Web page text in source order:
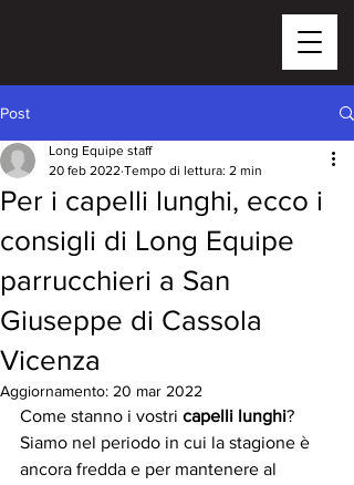
Post
Per i capelli lunghi, ecco i
consigli di Long Equipe
parrucchieri a San
Giuseppe di Cassola
Vicenza
Long Equipe staff
20 feb 2022 Tempo di lettura: 2 min
Aggiornamento: 20 mar 2022
Come stanno i vostri capelli lunghi?
Siamo nel periodo in cui la stagione è
ancora fredda e per mantenere al